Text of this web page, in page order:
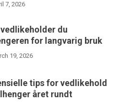
7, 2026
du
for langvarig bruk
19, 2026
tips for vedlikehold
året rundt